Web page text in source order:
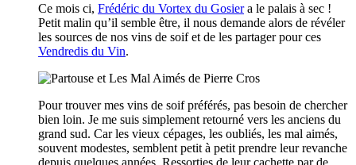
Ce mois ci, Frédéric du Vortex du Gosiera le palais à sec !
Petit malin qu’il semble être, il nous demande alors de révéler
les sources de nos vins de soif et de les partager pour ces
Vendredis du Vin.
Pour trouver mes vins de soif préférés, pas besoin de chercher
bien loin. Je me suis simplement retourné vers les anciens du
grand sud. Car les vieux cépages, les oubliés, les mal aimés,
souvent modestes, semblent petit à petit prendre leur revanche
depuis quelques années. Ressorties de leur cachette par de